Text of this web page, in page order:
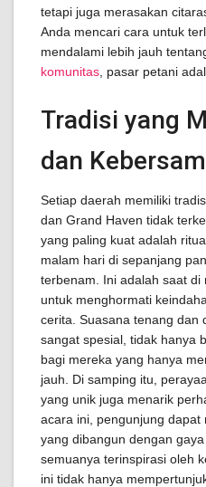
tetapi juga merasakan
Anda mencari cara untuk
mendalami lebih jauh
komunitas , pasar petani
Tradisi yang
dan
Setiap daerah memiliki
dan Grand Haven tidak
yang paling kuat adalah
malam hari di sepanjang
terbenam. Ini adalah saat
untuk menghormati
cerita. Suasana tenang dan
sangat spesial, tidak hanya
bagi mereka yang hanya
jauh. Di samping itu,
yang unik juga menarik
acara ini, pengunjung
yang dibangun dengan
semuanya terinspirasi oleh
ini tidak hanya